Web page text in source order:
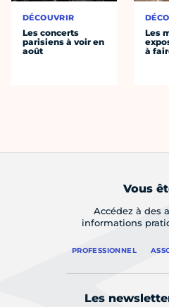
DÉCOUVRIR
Les concerts
parisiens à voir en
août
Les
à
Vous
Accédez à des
informations
PROFESSIONNEL
Les